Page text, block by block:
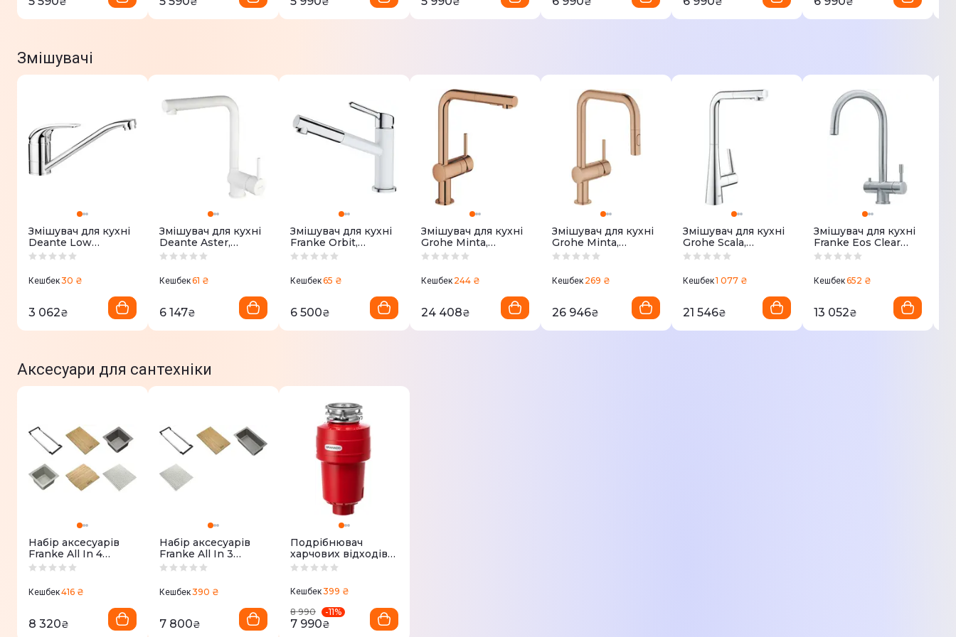
Змішувачі
Змішувач для кухні
Deante Low
pressure,
214мм, поворотний,
хром (BEZ_060H)
Кешбек30 ₴
3 062₴
Змішувач для кухні
Deante Aster,
довж.виливу -
поворотний, білий
(BCA_A73M)
Кешбек61 ₴
6 147₴
Змішувач для кухні
Franke Orbit,
довж.виливу -
(115.0623.139)
Кешбек65 ₴
6 500₴
Змішувач для кухні
Grohe Minta,
довж.виливу -
Кешбек 244 ₴
24 408₴
Змішувач для кухні
Grohe Minta,
довж.виливу -
Кешбек 269 ₴
26 946₴
Змішувач для кухні
Grohe Scala,
довж.виливу -
Кешбек1 077 ₴
21 546₴
Змішувач для кухні
Franke Eos Clear
Water ,
185мм (120.0179.979)
Кешбек652 ₴
13 052₴
Аксесуари для сантехніки
Набір аксесуарів
Franke All In 4
(112.0655.488)
Кешбек416 ₴
8 320₴
Набір аксесуарів
Franke All In 3
(112.0655.483)
Кешбек390 ₴
7 800₴
Подрібнювач
харчових відходів
GRANADO Algar 750
Кешбек399 ₴
8 990
-11%
7 990₴